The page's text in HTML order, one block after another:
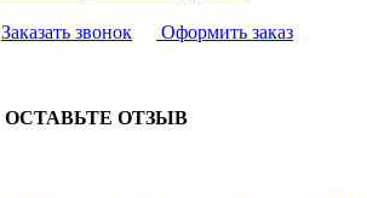
Заказать звонок
Оформить заказ
ОСТАВЬТЕ ОТЗЫВ